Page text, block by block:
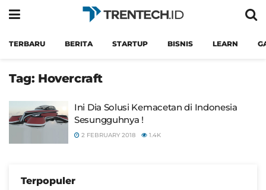
TERBARU BERITA STARTUP BISNIS LEARN
Tag: Hovercraft
Ini Dia Solusi Kemacetan di Indonesia
Sesungguhnya !
2 FEBRUARY 2018 1.4K
Terpopuler